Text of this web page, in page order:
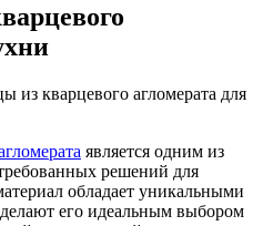
из кварцевого агломерата для
является одним из
решений для
обладает уникальными
его идеальным выбором